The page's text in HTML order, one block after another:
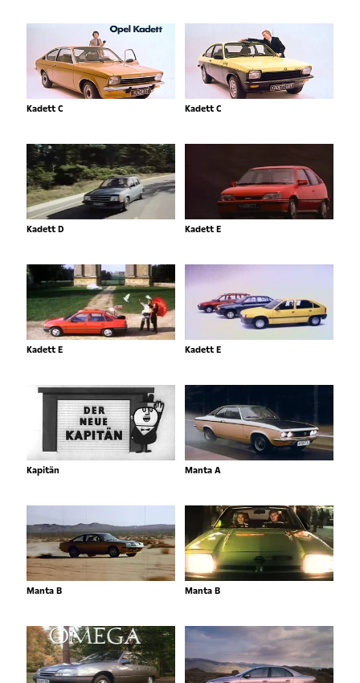
Kadett C Kadett C
Kadett D Kadett E
Kadett E Kadett E
Kapitän Manta A
Manta B Manta B